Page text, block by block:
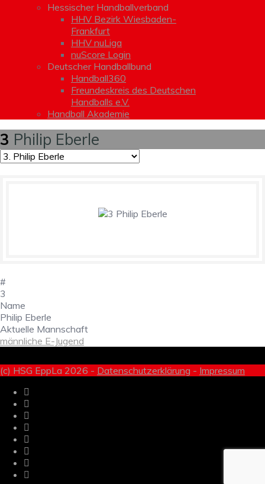
Hessischer Handballverband
HHV Bezirk Wiesbaden-
Frankfurt
HHV nuLiga
nuScore Login
Deutscher Handballbund
Handball360
Freundeskreis des Deutschen
Handballs e.V.
Handball Akademie
3 Philip Eberle
#
3
Name
Philip Eberle
Aktuelle Mannschaft
männliche E-Jugend
(c) HSG EppLa 2026 - Datenschutzerklärung - Impressum